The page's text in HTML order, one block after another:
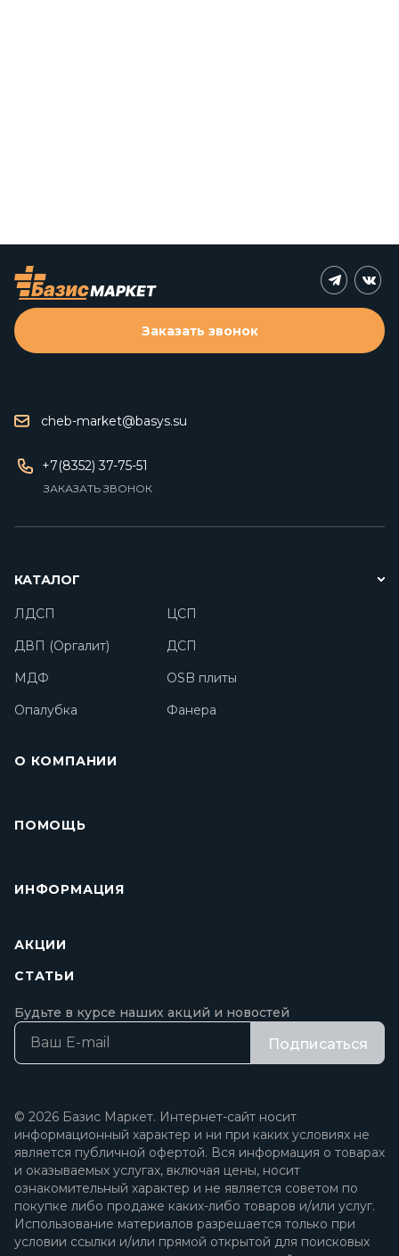
cheb-market@basys.su
+7(8352) 37-75-51
ЗАКАЗАТЬ ЗВОНОК
Заказать звонок
КАТАЛОГ
ЛДСП
ЦСП
ДВП (Оргалит)
ДСП
МДФ
OSB плиты
Опалубка
Фанера
О КОМПАНИИ
ПОМОЩЬ
ИНФОРМАЦИЯ
АКЦИИ
СТАТЬИ
Будьте в курсе наших акций и новостей
Подписаться
© 2026 Базис Маркет. Интернет-сайт носит
информационный характер и ни при каких условиях не
является публичной офертой. Вся информация о товарах
и оказываемых услугах, включая цены, носит
ознакомительный характер и не является советом по
покупке либо продаже каких-либо товаров и/или услуг.
Использование материалов разрешается только при
условии ссылки и/или прямой открытой для поисковых